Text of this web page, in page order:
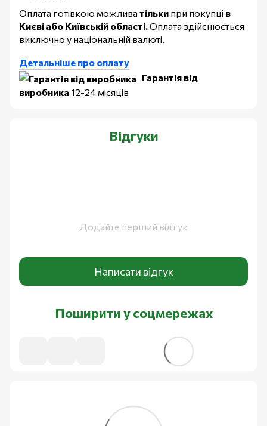
Оплата готівкою можлива тільки при покупці в
Києві або Київській області.Оплата здійснюється
виключно у національній валюті.
Детальніше про оплату
Гарантія від
виробника 12-24 місяців
Відгуки
Додайте перший відгук
Написати відгук
Поширити у соцмережах